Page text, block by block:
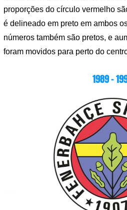
proporções do círculo vermelho
é delineado em preto em ambos
números também são pretos, e
foram movidos para perto do
1989 –